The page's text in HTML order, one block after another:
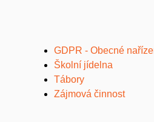
GDPR - Obecné
Školní jídelna
Tábory
Zájmová činnost